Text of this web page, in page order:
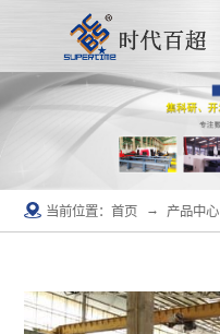
济南时代百超
当前位置： 首页 → 产品中心